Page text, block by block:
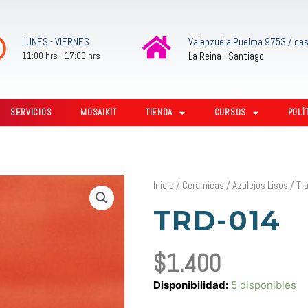
LUNES - VIERNES
11:00 hrs - 17:00 hrs
Valenzuela Puelma 9753 /
La Reina - Santiago
SERVICIOS MOSAIKIT TIENDA CURSOS
Inicio / Ceramicas /Azulejos Lisos /
TRD-014
$1.400
Disponibilidad: 5 disponibles
TRD-